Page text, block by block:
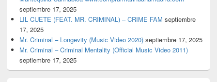
septiembre 17, 2025
LIL CUETE (FEAT. MR. CRIMINAL) – CRIME FAM septiembre
17, 2025
Mr. Criminal – Longevity (Music Video 2020) septiembre 17, 2025
Mr. Criminal – Criminal Mentality (Official Music Video 2011)
septiembre 17, 2025